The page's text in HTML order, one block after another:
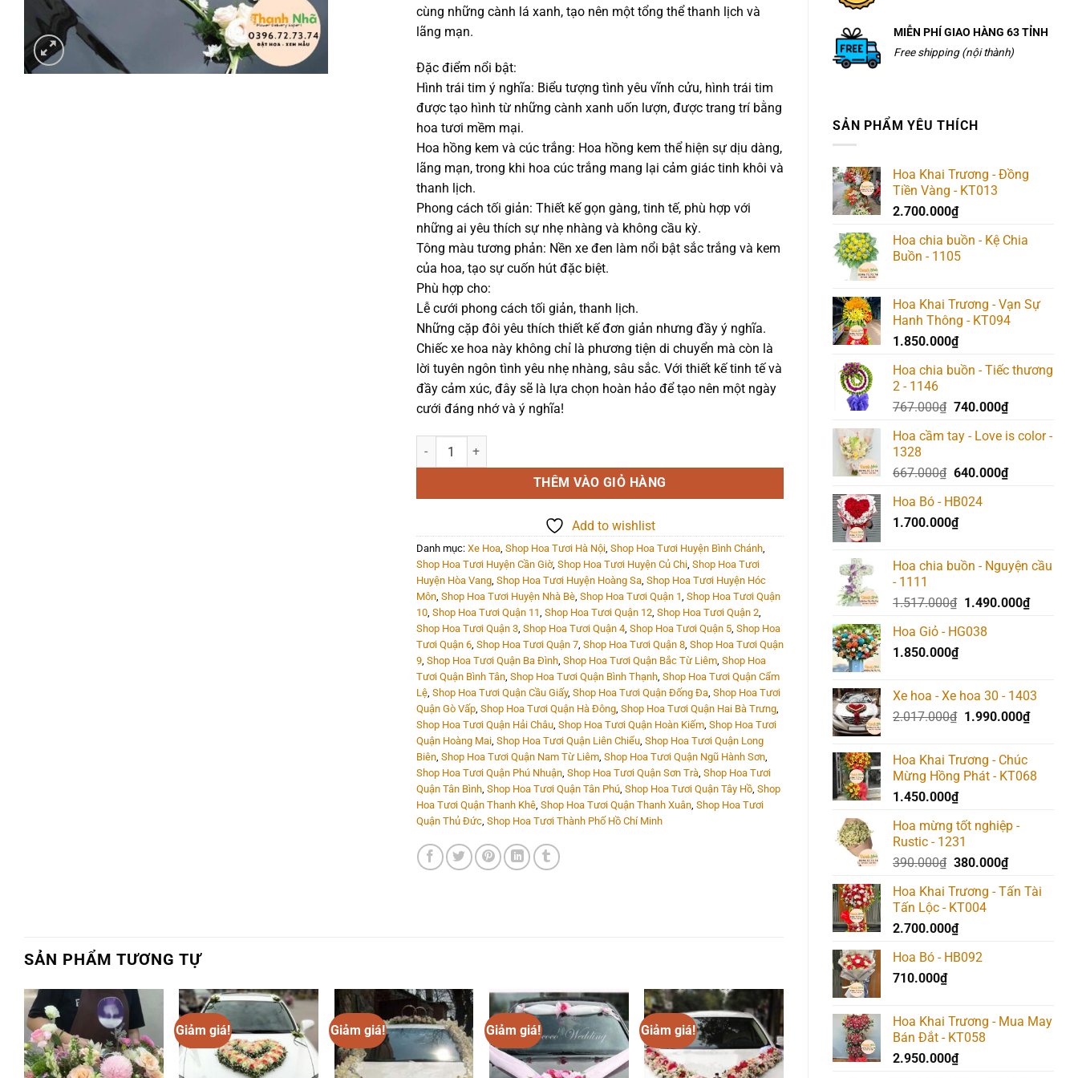
MIỄN PHÍ GIAO HÀNG 63 TỈNH
Free shipping (nội thành)
SẢN PHẨM YÊU THÍCH
Hoa Khai Trương - Đồng
Tiền Vàng - KT013
2.700.000₫
Hoa chia buồn - Kệ Chia
Buồn - 1105
Hoa Khai Trương - Vạn Sự
Hanh Thông - KT094
1.850.000₫
Hoa chia buồn - Tiếc thương
2 - 1146
767.000₫ Giá
là:
740.000₫Giá
tại
740.000₫.
Hoa cầm tay - Love is color -
1328
667.000₫ Giá
là:
667.000₫.
640.000₫Giá
Hoa Bó - HB024
1.700.000₫
Hoa chia buồn - Nguyện cầu
- 1111
1.517.000₫ Giá
là:
1.490.000₫Giá
Hoa Giỏ - HG038
1.850.000₫
Xe hoa - Xe hoa 30 - 1403
2.017.000₫ Giá
2.017.000₫.
1.990.000₫Giá
Hoa Khai Trương - Chúc
Mừng Hồng Phát - KT068
1.450.000₫
Hoa mừng tốt nghiệp -
Rustic - 1231
390.000₫ Giá
là:
390.000₫.
380.000₫Giá
tại
Hoa Khai Trương - Tấn Tài
Tấn Lộc - KT004
2.700.000₫
Hoa Bó - HB092
710.000₫
Hoa Khai Trương - Mua May
Bán Đắt - KT058
2.950.000₫
cùng những cành lá xanh, tạo nên một tổng thể thanh lịch và
lãng mạn.
Đặc điểm nổi bật:
Hình trái tim ý nghĩa: Biểu tượng tình yêu vĩnh cửu, hình trái tim
được tạo hình từ những cành xanh uốn lượn, được trang trí bằng
hoa tươi mềm mại.
Hoa hồng kem và cúc trắng: Hoa hồng kem thể hiện sự dịu dàng,
lãng mạn, trong khi hoa cúc trắng mang lại cảm giác tinh khôi và
thanh lịch.
Phong cách tối giản: Thiết kế gọn gàng, tinh tế, phù hợp với
những ai yêu thích sự nhẹ nhàng và không cầu kỳ.
Tông màu tương phản: Nền xe đen làm nổi bật sắc trắng và kem
của hoa, tạo sự cuốn hút đặc biệt.
Phù hợp cho:
Lễ cưới phong cách tối giản, thanh lịch.
Những cặp đôi yêu thích thiết kế đơn giản nhưng đầy ý nghĩa.
Chiếc xe hoa này không chỉ là phương tiện di chuyển mà còn là
lời tuyên ngôn tình yêu nhẹ nhàng, sâu sắc. Với thiết kế tinh tế và
đầy cảm xúc, đây sẽ là lựa chọn hoàn hảo để tạo nên một ngày
cưới đáng nhớ và ý nghĩa!
Xe hoa - Xe hoa 7 - 1417 số lượng
THÊM VÀO GIỎ HÀNG
Add to wishlist
Danh mục: Xe Hoa, Shop Hoa Tươi Hà Nội, Shop Hoa Tươi Huyện Bình Chánh,
Shop Hoa Tươi Huyện Cần Giờ, Shop Hoa Tươi Huyện Củ Chi, Shop Hoa Tươi
Huyện Hòa Vang, Shop Hoa Tươi Huyện Hoàng Sa, Shop Hoa Tươi Huyện Hóc
Môn, Shop Hoa Tươi Huyện Nhà Bè, Shop Hoa Tươi Quận 1, Shop Hoa Tươi Quận
10, Shop Hoa Tươi Quận 11, Shop Hoa Tươi Quận 12, Shop Hoa Tươi Quận 2,
Shop Hoa Tươi Quận 3, Shop Hoa Tươi Quận 4, Shop Hoa Tươi Quận 5, Shop Hoa
Tươi Quận 6, Shop Hoa Tươi Quận 7, Shop Hoa Tươi Quận 8, Shop Hoa Tươi Quận
9, Shop Hoa Tươi Quận Ba Đình, Shop Hoa Tươi Quận Bắc Từ Liêm, Shop Hoa
Tươi Quận Bình Tân, Shop Hoa Tươi Quận Bình Thạnh, Shop Hoa Tươi Quận Cẩm
Lệ, Shop Hoa Tươi Quận Cầu Giấy, Shop Hoa Tươi Quận Đống Đa, Shop Hoa Tươi
Quận Gò Vấp, Shop Hoa Tươi Quận Hà Đông, Shop Hoa Tươi Quận Hai Bà Trưng,
Shop Hoa Tươi Quận Hải Châu, Shop Hoa Tươi Quận Hoàn Kiếm, Shop Hoa Tươi
Quận Hoàng Mai, Shop Hoa Tươi Quận Liên Chiểu, Shop Hoa Tươi Quận Long
Biên, Shop Hoa Tươi Quận Nam Từ Liêm, Shop Hoa Tươi Quận Ngũ Hành Sơn,
Shop Hoa Tươi Quận Phú Nhuận, Shop Hoa Tươi Quận Sơn Trà, Shop Hoa Tươi
Quận Tân Bình, Shop Hoa Tươi Quận Tân Phú, Shop Hoa Tươi Quận Tây Hồ, Shop
Hoa Tươi Quận Thanh Khê, Shop Hoa Tươi Quận Thanh Xuân, Shop Hoa Tươi
Quận Thủ Đức, Shop Hoa Tươi Thành Phố Hồ Chí Minh
SẢN PHẨM TƯƠNG TỰ
Add to
wishlist
Giảm giá!
Add to
wishlist
Giảm giá!
Add to
wishlist
Giảm giá!
Add to
wishlist
Giảm giá!
Add to
wishlist
Add to
wishlist